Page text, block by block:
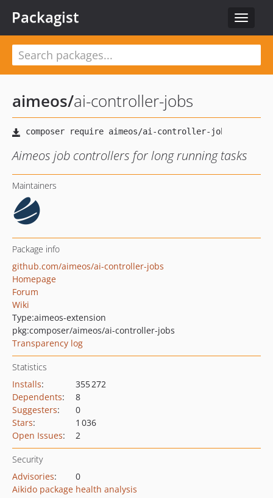
Toggle
Packagist
aimeos/ai-controller-jobs
Aimeos job controllers for long running tasks
Maintainers
Package info
github.com/aimeos/ai-controller-jobs
Homepage
Forum
Wiki
Type:aimeos-extension
pkg:composer/aimeos/ai-controller-jobs
Transparency log
Statistics
Installs:
355 272
Dependents:
8
Suggesters:
0
Stars:
1 036
Open Issues: 2
Security
Advisories:
0
Aikido package health analysis